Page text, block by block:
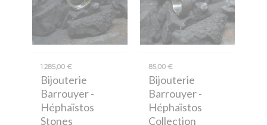
1 285,00 €
Bijouterie
Barrouyer-
Héphaïstos
Stones
85,00 €
Bijouterie
Barrouyer-
Héphaïstos
Collection